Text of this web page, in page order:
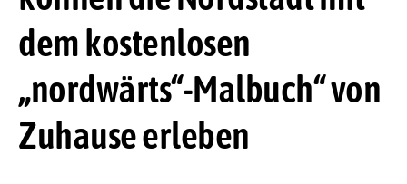
dem kostenlosen
„nordwärts“-Malbuch“ von
Zuhause erleben